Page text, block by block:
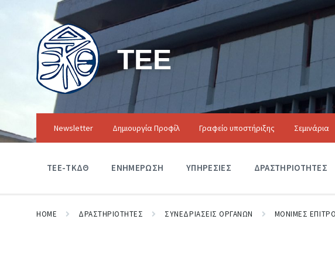
ΤΕΕ
Newsletter Δημιουργία Προφίλ Γραφείο υποστήριξης Σεμινάρια
ΤΕΕ-ΤΚΔΘ ΕΝΗΜΕΡΩΣΗ ΥΠΗΡΕΣΙΕΣ ΔΡΑΣΤΗΡΙΟΤΗΤΕΣ
HOME ΔΡΑΣΤΗΡΙΟΤΗΤΕΣ ΣΥΝΕΔΡΙΑΣΕΙΣ ΟΡΓΑΝΩΝ ΜΟΝΙΜΕΣ